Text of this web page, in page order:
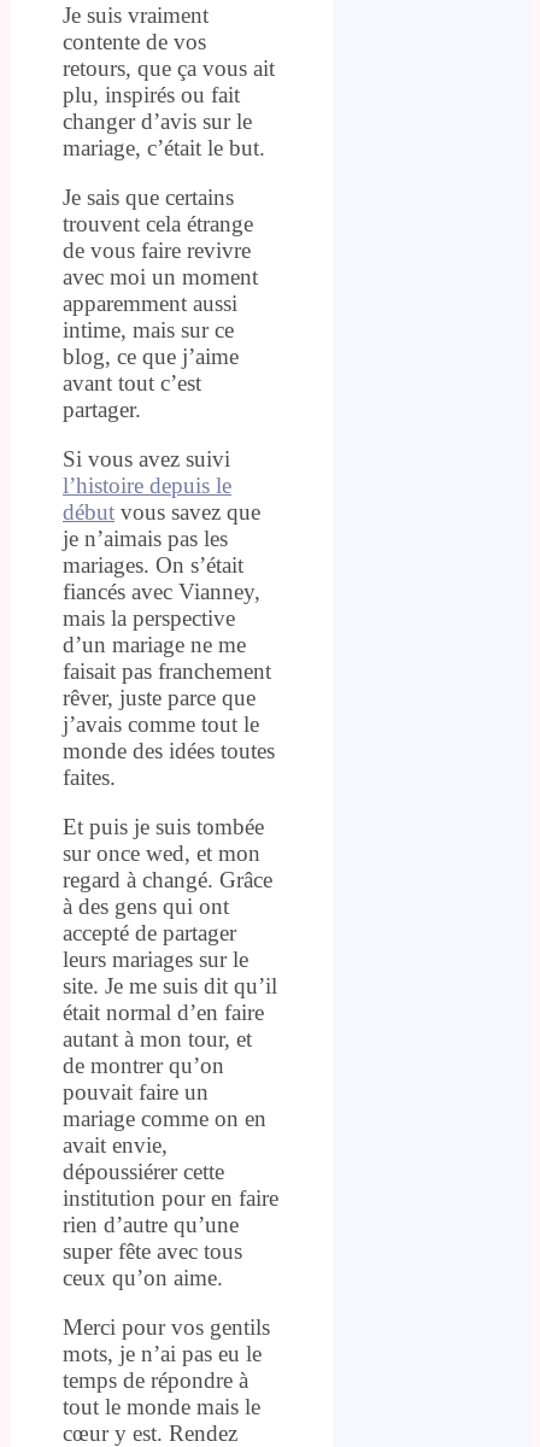
Je suis vraiment
contente de vos
retours, que ça vous ait
plu, inspirés ou fait
changer d’avis sur le
mariage, c’était le but.
Je sais que certains
trouvent cela étrange
de vous faire revivre
avec moi un moment
apparemment aussi
intime, mais sur ce
blog, ce que j’aime
avant tout c’est
partager.
Si vous avez suivi
l’histoire depuis le
début vous savez que
je n’aimais pas les
mariages. On s’était
fiancés avec Vianney,
mais la perspective
d’un mariage ne me
faisait pas franchement
rêver, juste parce que
j’avais comme tout le
monde des idées toutes
faites.
Et puis je suis tombée
sur once wed, et mon
regard à changé. Grâce
à des gens qui ont
accepté de partager
leurs mariages sur le
site. Je me suis dit qu’il
était normal d’en faire
autant à mon tour, et
de montrer qu’on
pouvait faire un
mariage comme on en
avait envie,
dépoussiérer cette
institution pour en faire
rien d’autre qu’une
super fête avec tous
ceux qu’on aime.
Merci pour vos gentils
mots, je n’ai pas eu le
temps de répondre à
tout le monde mais le
cœur y est. Rendez